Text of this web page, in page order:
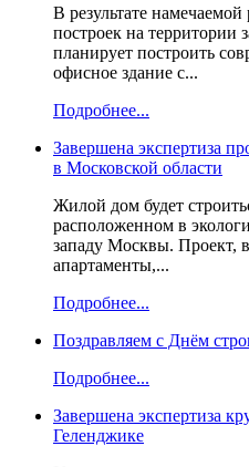
В результате
построек на территории
планирует построить
офисное здание с...
Подробнее...
Завершена экспертиза
в Московской области
Жилой дом будет
расположенном в
западу Москвы. Проект,
апартаменты,...
Подробнее...
Поздравляем с Днём
Подробнее...
Завершена экспертиза
Геленджике